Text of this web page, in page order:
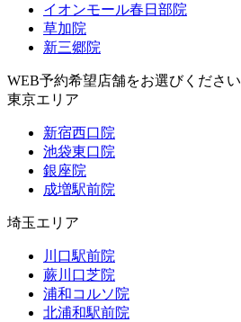
イオンモール春日部院
草加院
新三郷院
WEB予約希望店舗をお選びください
東京エリア
新宿西口院
池袋東口院
銀座院
成増駅前院
埼玉エリア
川口駅前院
蕨川口芝院
浦和コルソ院
北浦和駅前院